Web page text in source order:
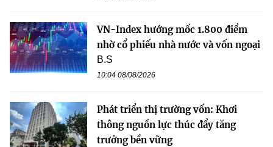
VN-Index hướng mốc 1.800 điểm
nhờ cổ phiếu nhà nước và vốn ngoại
B.S
10:04 08/08/2026
Phát triển thị trường vốn: Khơi
thông nguồn lực thúc đẩy tăng
trưởng bền vững